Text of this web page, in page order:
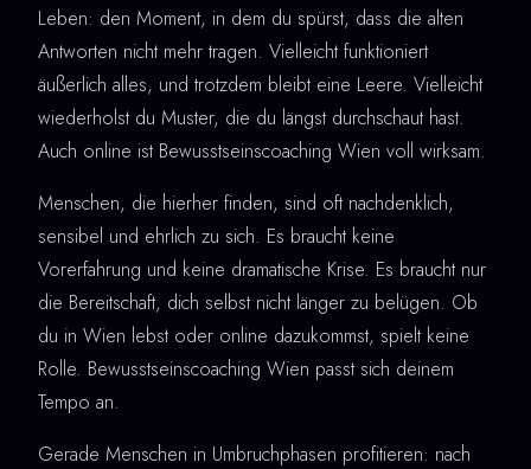
Leben: den Moment, in dem du spürst, dass die alten
Antworten nicht mehr tragen. Vielleicht funktioniert
äußerlich alles, und trotzdem bleibt eine Leere. Vielleicht
wiederholst du Muster, die du längst durchschaut hast.
Auch online ist Bewusstseinscoaching Wien voll wirksam.
Menschen, die hierher finden, sind oft nachdenklich,
sensibel und ehrlich zu sich. Es braucht keine
Vorerfahrung und keine dramatische Krise. Es braucht nur
die Bereitschaft, dich selbst nicht länger zu belügen. Ob
du in Wien lebst oder online dazukommst, spielt keine
Rolle. Bewusstseinscoaching Wien passt sich deinem
Tempo an.
Gerade Menschen in Umbruchphasen profitieren: nach